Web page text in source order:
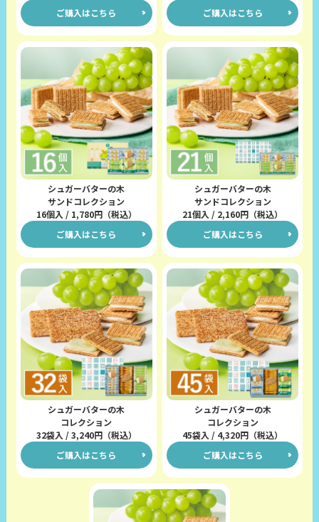
ご購入はこちら ご購入はこちら
シュガーバターの木
サンドコレクション
16個入 / 1,780円（税込）
ご購入はこちら
シュガーバターの木
サンドコレクション
21個入 / 2,160円（税込）
ご購入はこちら
シュガーバターの木
コレクション
32袋入 / 3,240円（税込）
ご購入はこちら
シュガーバターの木
コレクション
45袋入 / 4,320円（税込）
ご購入はこちら